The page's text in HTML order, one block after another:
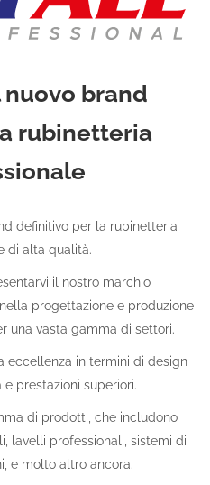
nuovo brand
rubinetteria
definitivo per la rubinetteria
di alta qualità.
il nostro marchio
progettazione e produzione
una vasta gamma di settori.
eccellenza in termini di design
e prestazioni superiori.
di prodotti, che includono
lavelli professionali, sistemi di
e molto altro ancora.